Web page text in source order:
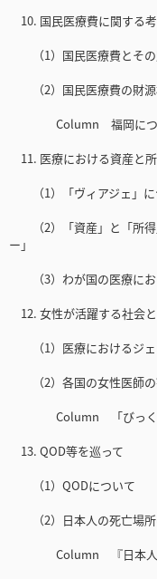
10. 国民医療費に関する
（1）国民医療費とその
（2）国民医療費の財源
Column 福岡につい
11. 医療における資産と
（1）「ヴィアジェ」に
（2）「資産」と「所得
ー」
（3）わが国の医療にお
12. 女性が活躍する社会
（1）医療におけるジェ
（2）各国の女性医師の
Column 「びっくり
13. QOD等を巡って
（1）QODについて
（2）日本人の死亡場所
Column 『日本人の